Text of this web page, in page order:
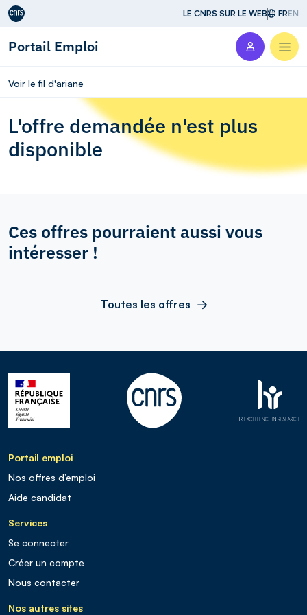
Aller au contenu LE CNRS SUR LE WEB FREN
Portail Emploi
Voir le fil d'ariane
L'offre demandée n'est plus
disponible
Ces offres pourraient aussi vous
intéresser !
Toutes les offres
Portail emploi
Nos offres d’emploi
Aide candidat
Services
Se connecter
Créer un compte
Nous contacter
Nos autres sites